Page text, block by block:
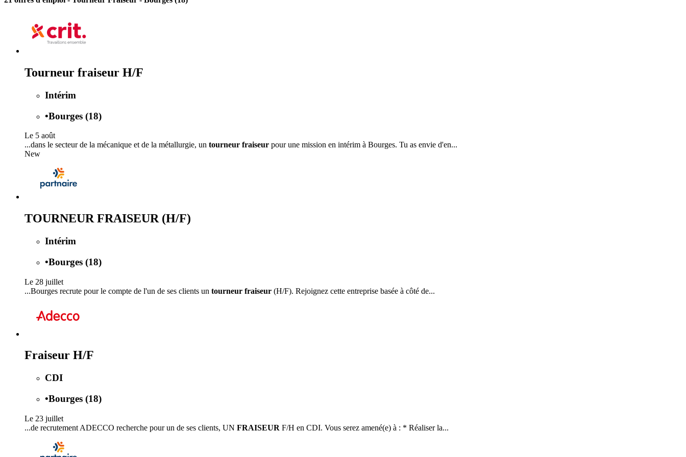
Tourneur fraiseur H/F
Intérim
•Bourges (18)
Le 5 août
...dans le secteur de la mécanique et de la métallurgie, un tourneur fraiseur pour une mission en intérim à Bourges. Tu as envie d'en...
New
TOURNEUR FRAISEUR (H/F)
Intérim
•Bourges (18)
Le 28 juillet
...Bourges recrute pour le compte de l'un de ses clients un tourneur fraiseur (H/F). Rejoignez cette entreprise basée à côté de...
Fraiseur H/F
CDI
•Bourges (18)
Le 23 juillet
...de recrutement ADECCO recherche pour un de ses clients, UN FRAISEUR F/H en CDI. Vous serez amené(e) à : * Réaliser la...